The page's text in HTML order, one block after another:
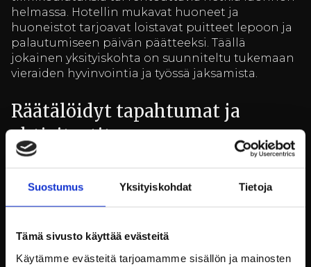
Suostumus Yksityiskohdat Tietoja
Tämä sivusto käyttää evästeitä
Käytämme evästeitä tarjoamamme sisällön ja mainosten
helmassa. Hotellin mukavat huoneet ja
huoneistot tarjoavat loistavat puitteet lepoon ja
palautumiseen päivän päätteeksi. Täällä
jokainen yksityiskohta on suunniteltu tukemaan
vieraiden hyvinvointia ja työssä jaksamista.
Räätälöidyt tapahtumat ja
aktiviteetit
Billnäsin ruukin asiantunteva henkilökunta
auttaa suunnittelemaan ja toteuttamaan juuri
teidän työyhteisönne tarpeisiin sopivan tyhy-
tehostaminen, luovuuden lisääminen tai